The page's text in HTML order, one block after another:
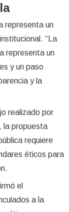
representa un
“La
representa un
y un paso
y la
realizado por
la propuesta
requiere
éticos para
el
a la